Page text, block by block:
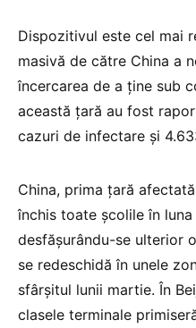
Dispozitivul este cel mai
masivă de către China a
încercarea de a ţine sub
această țară au fost
cazuri de infectare și
China, prima ţară
închis toate şcolile în
desfăşurându-se ulterior
se redeschidă în unele
sfârșitul lunii martie. În
clasele terminale